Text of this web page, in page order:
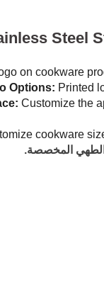
Steel
on cookware
Options: Printed
Customize the
الطهي المخصصة.